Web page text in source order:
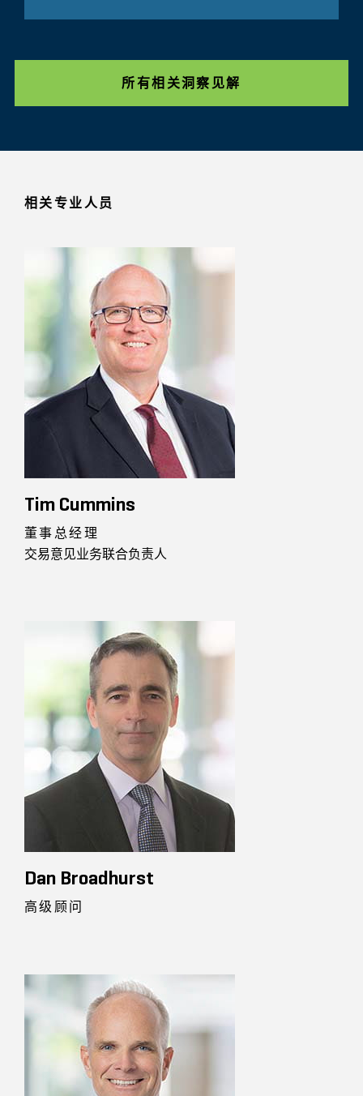
所有相关洞察见解
相关专业人员
Tim Cummins
董事总经理
交易意见业务联合负责人
Dan Broadhurst
高级顾问